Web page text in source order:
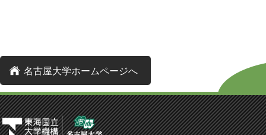
名古屋大学ホームページへ